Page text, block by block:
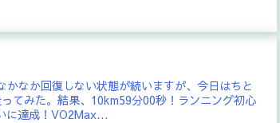
なか回復しない状態が続いますが、今日はちと
てみた。結果、10km59分00秒！ランニング初心
に達成！VO2Max...